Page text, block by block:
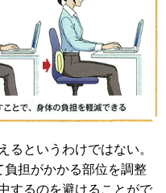
るというわけではない。
負担がかかる部位を調整
するのを避けることがで